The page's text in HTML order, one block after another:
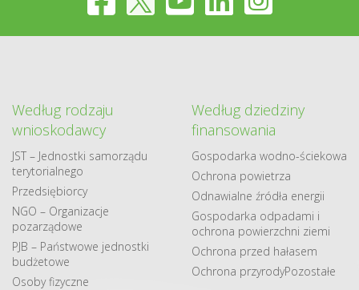
Według rodzaju
wnioskodawcy
JST – Jednostki samorządu
terytorialnego
Przedsiębiorcy
NGO – Organizacje
pozarządowe
PJB – Państwowe jednostki
budżetowe
Osoby fizyczne
Według dziedziny
finansowania
Gospodarka​ wodno​-ściekowa
Ochrona powietrza
Odnawialne​ źródła​ energii
Gospodarka odpadami i
ochrona powierzchni ziemi
Ochrona przed hałasem
Ochrona przyrodyPozostałe